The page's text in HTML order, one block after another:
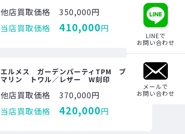
他店買取価格
350,000円
当店買取価格
410,000円
エルメス ガーデンパーティTPM ブルー
マリン トワル／レザー W刻印
他店買取価格
370,000円
当店買取価格
420,000円
LINEで
お問い合わせ
メールで
お問い合わせ